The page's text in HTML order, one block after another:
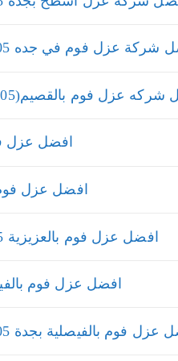
شركة عزل فوم في جده 0502506505
عزل فوم بالقصيم(0502506505)
افضل عزل
افضل عزل فوم
افضل عزل فوم بالعزيزية 0502506505
افضل عزل فوم
عزل فوم بالفيصلية بجدة 0502506505